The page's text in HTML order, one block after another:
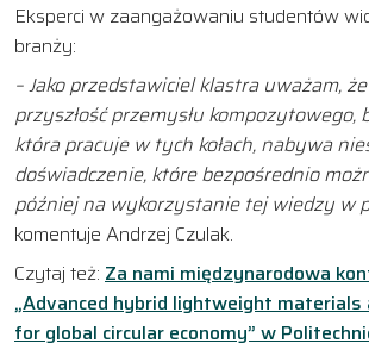
Eksperci w zaangażowaniu studentów
branży:
– Jako przedstawiciel klastra uważam,
przyszłość przemysłu kompozytowego,
która pracuje w tych kołach, nabywa
doświadczenie, które bezpośrednio
później na wykorzystanie tej wiedzy w
komentuje Andrzej Czulak.
Czytaj też: Za nami międzynarodowa
„Advanced hybrid lightweight materials
for global circular economy” w